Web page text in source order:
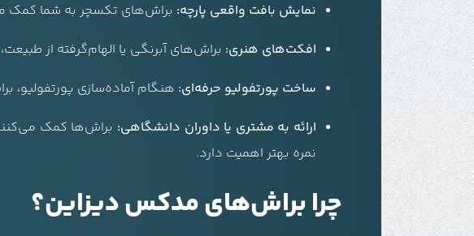
نمایش بافت واقعی پارچه: براش‌های تکسچر به شما کمک
افکت‌های هنری: براش‌های آبرنگی یا الهام‌گرفته از
ساخت پورتفولیو حرفه‌ای: هنگام آماده‌سازی پورتفولیو،
ارائه به مشتری یا داوران دانشگاهی: براش‌ها کمک
نمره بهتر اهمیت دارد.
چرا براش‌های مدکس دیزاین؟